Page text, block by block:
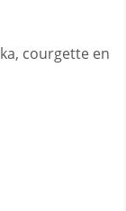
courgette en